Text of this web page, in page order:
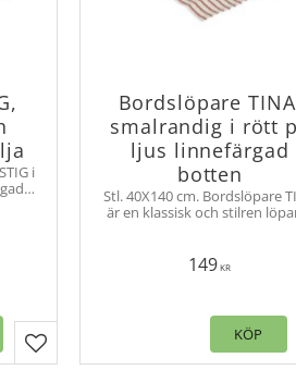
i
Lägg till i favoriter
Bordslöpare
smalrandig i rött
ljus linnefärgad
botten
Stl. 40X140 cm. Bordslöpare
är en klassisk och stilren
randigt mönster ger löparen
tidlöst uttryck som passar i
149KR
KÖP